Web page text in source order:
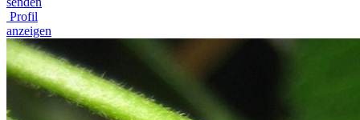
Profil
anzeigen